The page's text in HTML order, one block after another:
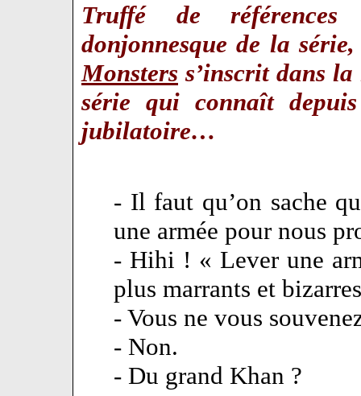
Truffé de
donjonnesque de la
Monsters s’inscrit dans
série qui connaît
jubilatoire…
- Il faut qu’on sache
une armée pour nous
- Hihi ! « Lever une
plus marrants et
- Vous ne vous
- Non.
- Du grand Khan ?